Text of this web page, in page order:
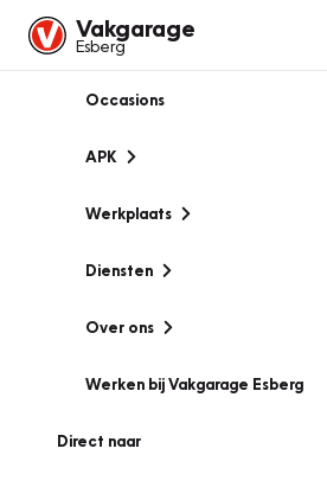
Vakgarage
Esberg
Occasions
APK
Werkplaats
Diensten
Over ons
Werken bij Vakgarage Esberg
Direct naar